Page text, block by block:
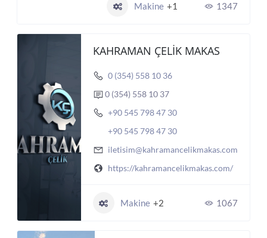
Makine +1 1347
KAHRAMAN ÇELİK MAKAS
0 (354) 558 10 36
0 (354) 558 10 37
+90 545 798 47 30
+90 545 798 47 30
iletisim@kahramancelikmakas.com
https://kahramancelikmakas.com/
Makine +2 1067